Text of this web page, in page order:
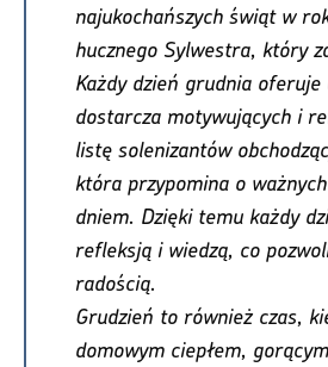
najukochańszych świąt w
hucznego Sylwestra, który
Każdy dzień grudnia
dostarcza motywujących i
listę solenizantów
która przypomina o
dniem. Dzięki temu każdy
refleksją i wiedzą, co
radością.
Grudzień to również czas,
domowym ciepłem,